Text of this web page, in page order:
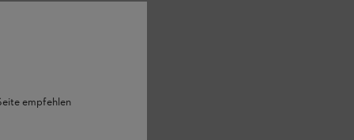
empfehlen